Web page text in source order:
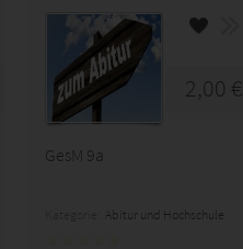
2,00 €
GesM 9a
Abitur und Hochschule